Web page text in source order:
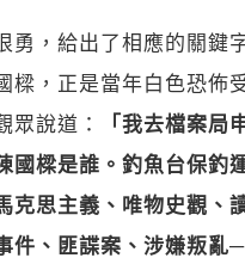
勇，給出了相應的關鍵
樑，正是當年白色恐佈
眾說道：
「我去檔案局
國樑是誰。釣魚台保釣
克思主義、唯物史觀、
件、匪諜案、涉嫌叛亂